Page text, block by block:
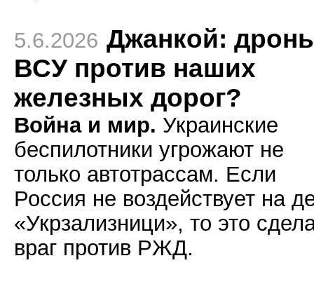
5.6.2026 Джанкой:
ВСУ против наших
железных дорог?
Война и мир. Украинские
беспилотники угрожают не
только автотрассам. Если
Россия не воздействует на
«Укрзализници», то это
враг против РЖД.